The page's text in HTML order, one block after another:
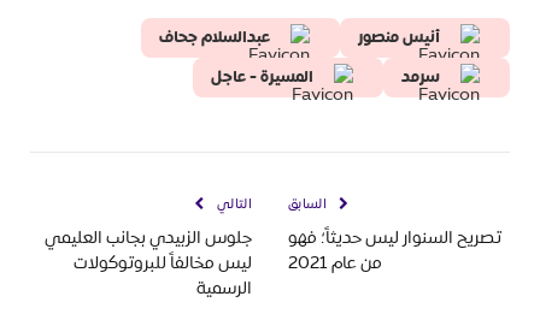
أنيس منصور
عبدالسلام جحاف
سرمد
المسيرة - عاجل
السابق
تصريح السنوار ليس حديثاً؛ فهو
من عام 2021
التالي
جلوس الزبيدي بجانب العليمي
ليس مخالفاً للبروتوكولات
الرسمية